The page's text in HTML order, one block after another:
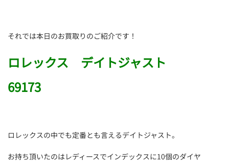
それでは本日のお買取りのご紹介です！
ロレックス デイトジャスト
69173
ロレックスの中でも定番とも言えるデイトジャスト。
お持ち頂いたのはレディースでインデックスに10個のダイヤ